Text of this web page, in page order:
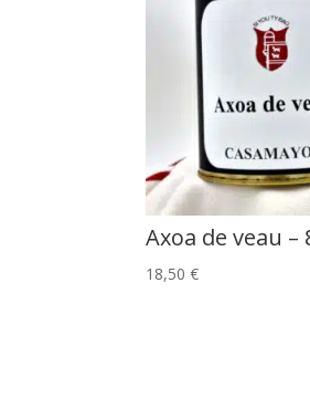
Axoa de veau –
18,50 €